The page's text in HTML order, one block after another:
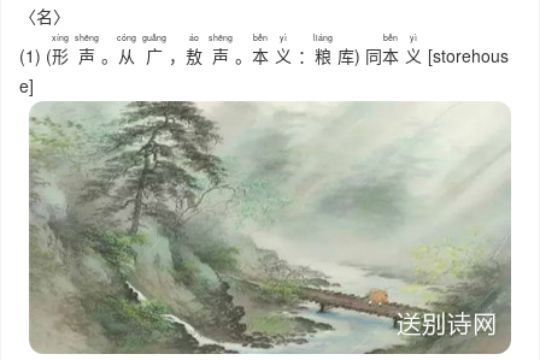
〈名〉
(1) (形
xíng
声
shēng
。 从
cóng
广
guǎng
， 敖
áo
声
shēng
。 本
běn
义
yì
： 粮
liáng
库) 同本
běn
义
yì
[storehous
e]